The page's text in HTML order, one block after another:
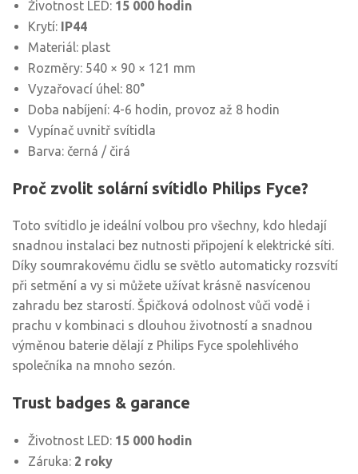
Životnost LED: 15 000 hodin
Krytí: IP44
Materiál: plast
Rozměry: 540 × 90 × 121 mm
Vyzařovací úhel: 80°
Doba nabíjení: 4-6 hodin, provoz až 8 hodin
Vypínač uvnitř svítidla
Barva: černá / čirá
Proč zvolit solární svítidlo Philips Fyce?
Toto svítidlo je ideální volbou pro všechny, kdo hledají
snadnou instalaci bez nutnosti připojení k elektrické síti.
Díky soumrakovému čidlu se světlo automaticky rozsvítí
při setmění a vy si můžete užívat krásně nasvícenou
zahradu bez starostí. Špičková odolnost vůči vodě i
prachu v kombinaci s dlouhou životností a snadnou
výměnou baterie dělají z Philips Fyce spolehlivého
společníka na mnoho sezón.
Trust badges & garance
Životnost LED: 15 000 hodin
Záruka: 2 roky